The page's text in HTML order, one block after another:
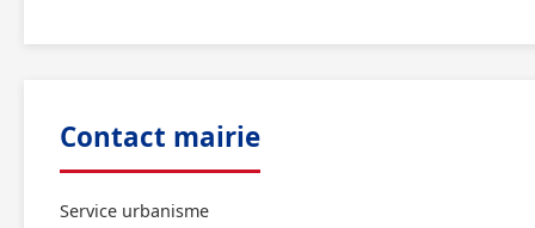
Contact mairie
Service urbanisme